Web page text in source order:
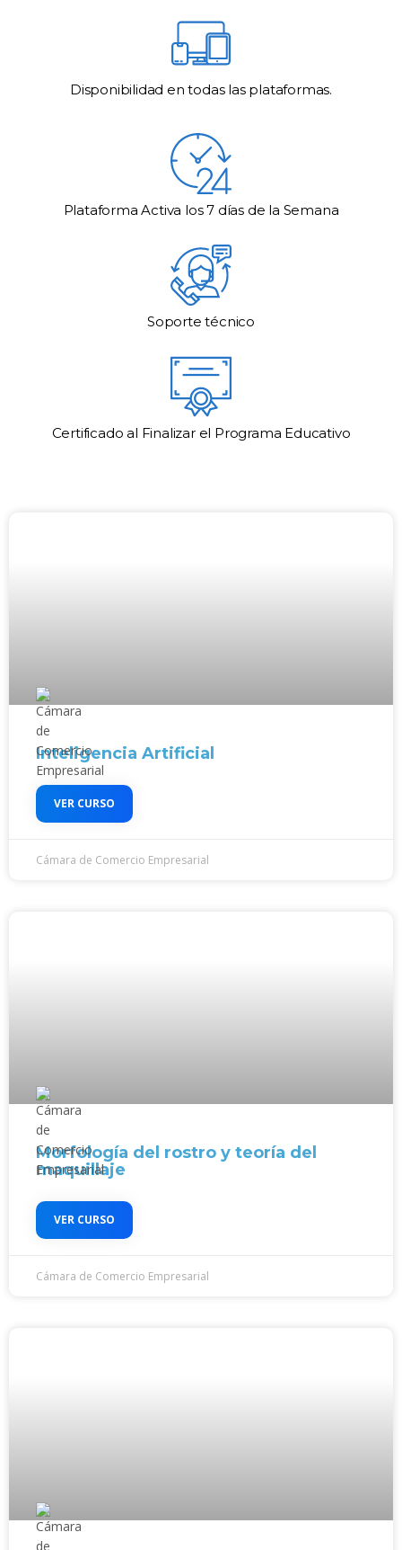
Disponibilidad en todas las plataformas.
Plataforma Activa los 7 días de la Semana
Soporte técnico
Certificado al Finalizar el Programa Educativo
Inteligencia Artificial
VER CURSO
Cámara de Comercio Empresarial
Morfología del rostro y teoría del
maquillaje
VER CURSO
Cámara de Comercio Empresarial